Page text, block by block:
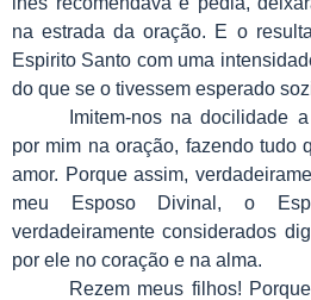
na estrada da oração. E o
Espirito Santo com uma
do que se o tivessem esperado
Imitem-nos na docilidade
por mim na oração, fazendo tudo
amor. Porque assim,
meu Esposo Divinal, o
verdadeiramente considerados
por ele no coração e na alma.
Rezem meus filhos!